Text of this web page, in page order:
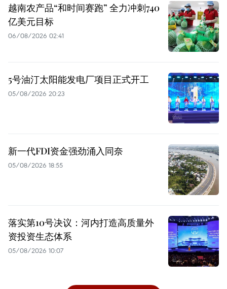
越南农产品“和时间赛跑” 全力冲刺740
亿美元目标
06/08/2026 02:41
5号油汀太阳能发电厂项目正式开工
05/08/2026 20:23
新一代FDI资金强劲涌入同奈
05/08/2026 18:55
落实第10号决议：河内打造高质量外
资投资生态体系
05/08/2026 10:07